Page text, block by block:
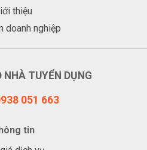
thiệu
doanh nghiệp
NHÀ TUYỂN DỤNG
051 663
tin